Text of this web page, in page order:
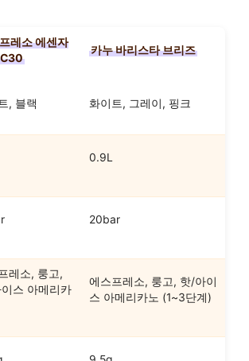
레소 에센자
카누 바리스타 브리즈
, 블랙 화이트, 그레이, 핑크
0.9L
20bar
레소, 룽고,
스 아메리카
에스프레소, 룽고, 핫/아이
스 아메리카노 (1~3단계)